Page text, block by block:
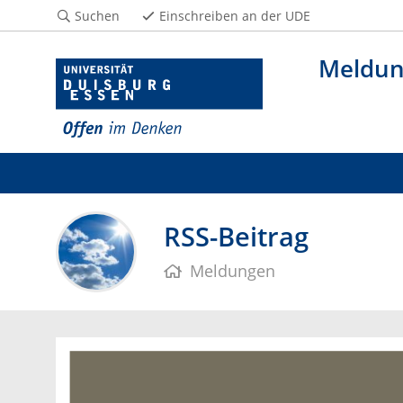
Suchen Einschreiben an der UDE
RSS-Beitrag
Meldungen